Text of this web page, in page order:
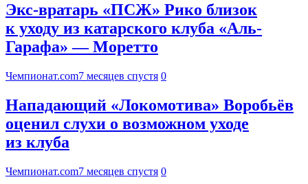
Экс-вратарь «ПСЖ» Рико близок
к уходу из катарского клуба «Аль-
Гарафа» — Моретто
Чемпионат.com7 месяцев спустя 0
Нападающий «Локомотива» Воробьёв
оценил слухи о возможном уходе
из клуба
Чемпионат.com7 месяцев спустя 0